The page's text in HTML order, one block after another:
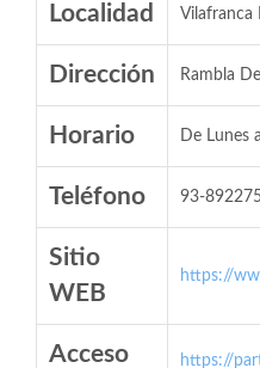
Localidad Vilafranca
Dirección Rambla
Horario De Lunes
Teléfono 93-
Sitio
WEB
https://
Acceso
https://